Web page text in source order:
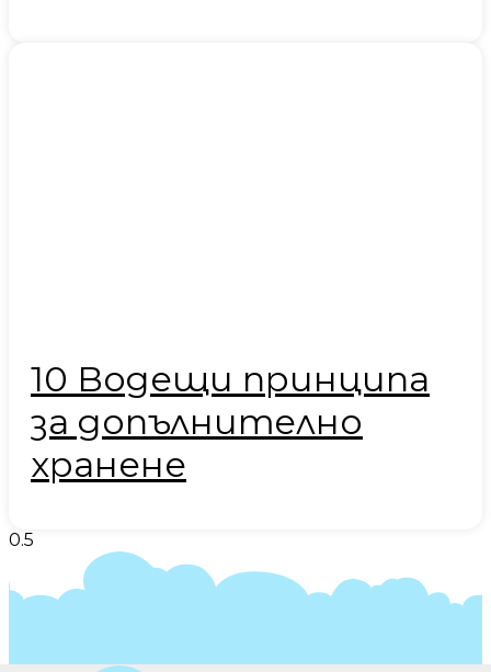
10 Водещи принципа
за допълнително
хранене